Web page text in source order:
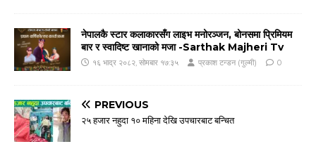
नेपालकै स्टार कलाकारसँग लाइभ मनोरञ्जन, बोनसमा प्रिमियम
बार र स्वादिष्ट खानाको मजा -Sarthak Majheri Tv
१६ भाद्र २०८२, सोमबार १७:३५ प्रकाश टन्डन (गुल्मी) 0
PREVIOUS
२५ हजार नहुदा १० महिना देखि उपचारबाट बन्चित